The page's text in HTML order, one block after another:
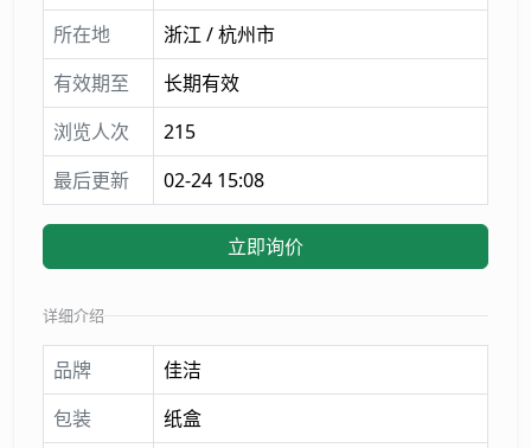
所在地
浙江 / 杭州市
有效期至
长期有效
浏览人次
215
最后更新
02-24 15:08
立即询价
详细介绍
品牌
佳洁
包装
纸盒